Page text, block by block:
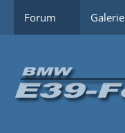
Forum Galerie